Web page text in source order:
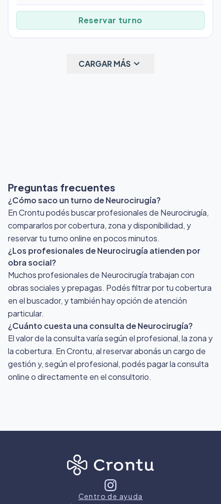
Reservar turno
CARGAR MÁS keyboard_arrow_down
Preguntas frecuentes
¿Cómo saco un turno de Neurocirugía?
En Crontu podés buscar profesionales de Neurocirugía,
compararlos por cobertura, zona y disponibilidad, y
reservar tu turno online en pocos minutos.
¿Los profesionales de Neurocirugía atienden por
obra social?
Muchos profesionales de Neurocirugía trabajan con
obras sociales y prepagas. Podés filtrar por tu cobertura
en el buscador, y también hay opción de atención
particular.
¿Cuánto cuesta una consulta de Neurocirugía?
El valor de la consulta varía según el profesional, la zona y
la cobertura. En Crontu, al reservar abonás un cargo de
gestión y, según el profesional, podés pagar la consulta
online o directamente en el consultorio.
Centro de ayuda